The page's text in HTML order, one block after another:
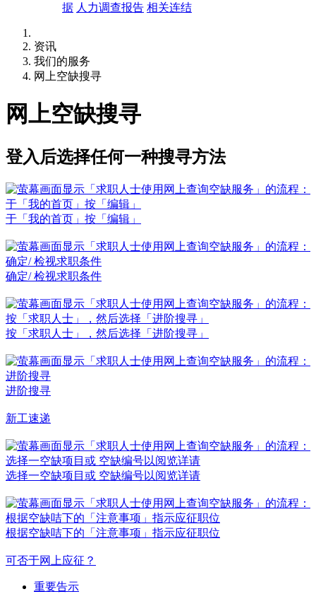
据 人力调查报告 相关连结
资讯
我们的服务
网上空缺搜寻
网上空缺搜寻
登入后选择任何一种搜寻方法
于「我的首页」按「编辑」
确定/ 检视求职条件
按「求职人士」，然后选择「进阶搜寻」
进阶搜寻
新工速递
选择一空缺项目或 空缺编号以阅览详请
根据空缺咭下的「注意事项」指示应征职位
可否于网上应征？
重要告示